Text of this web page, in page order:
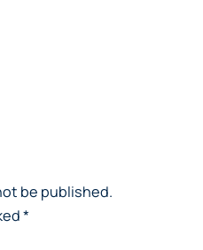
be published.
*